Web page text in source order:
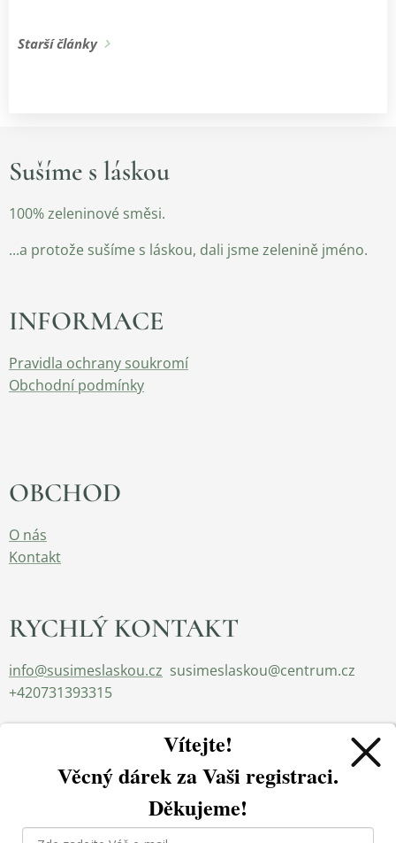
Starší články
Sušíme s láskou
100% zeleninové směsi.
...a protože sušíme s láskou, dali jsme zelenině jméno.
INFORMACE
Pravidla ochrany soukromí
Obchodní podmínky
OBCHOD
O nás
Kontakt
RYCHLÝ KONTAKT
info@susimeslaskou.cz susimeslaskou@centrum.cz
+420731393315
Vítejte!
Věcný dárek zaVaši registraci.
Děkujeme!